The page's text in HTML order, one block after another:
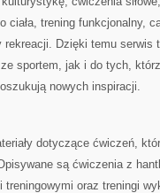
ciała, trening funkcjonalny,
Dzięki temu serwis
sportem, jak i do tych,
nowych inspiracji.
dotyczące ćwiczeń,
są ćwiczenia z
oraz treningi